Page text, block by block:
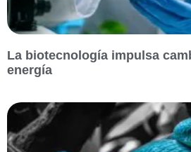
La biotecnología impulsa
energía